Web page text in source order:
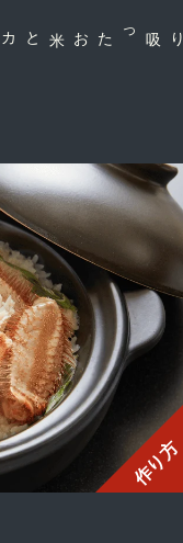
作り方
をたっぷり吸った